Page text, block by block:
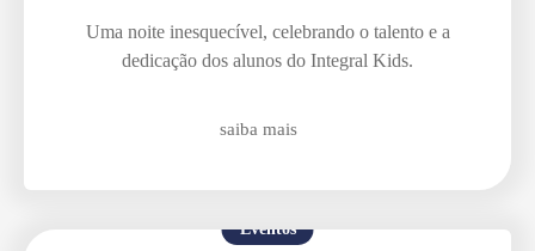
Uma noite inesquecível, celebrando o talento e a
dedicação dos alunos do Integral Kids.
saiba mais
Eventos